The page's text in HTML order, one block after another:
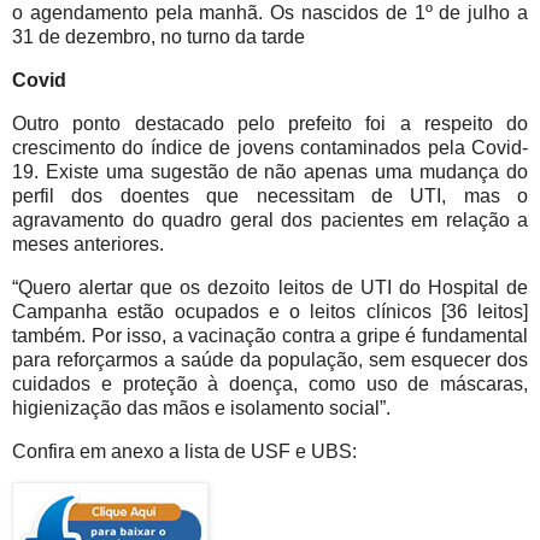
o agendamento pela manhã. Os nascidos de 1º de julho a
31 de dezembro, no turno da tarde
Covid
Outro ponto destacado pelo prefeito foi a respeito do
crescimento do índice de jovens contaminados pela Covid-
19. Existe uma sugestão de não apenas uma mudança do
perfil dos doentes que necessitam de UTI, mas o
agravamento do quadro geral dos pacientes em relação a
meses anteriores.
“Quero alertar que os dezoito leitos de UTI do Hospital de
Campanha estão ocupados e o leitos clínicos [36 leitos]
também. Por isso, a vacinação contra a gripe é fundamental
para reforçarmos a saúde da população, sem esquecer dos
cuidados e proteção à doença, como uso de máscaras,
higienização das mãos e isolamento social”.
Confira em anexo a lista de USF e UBS: